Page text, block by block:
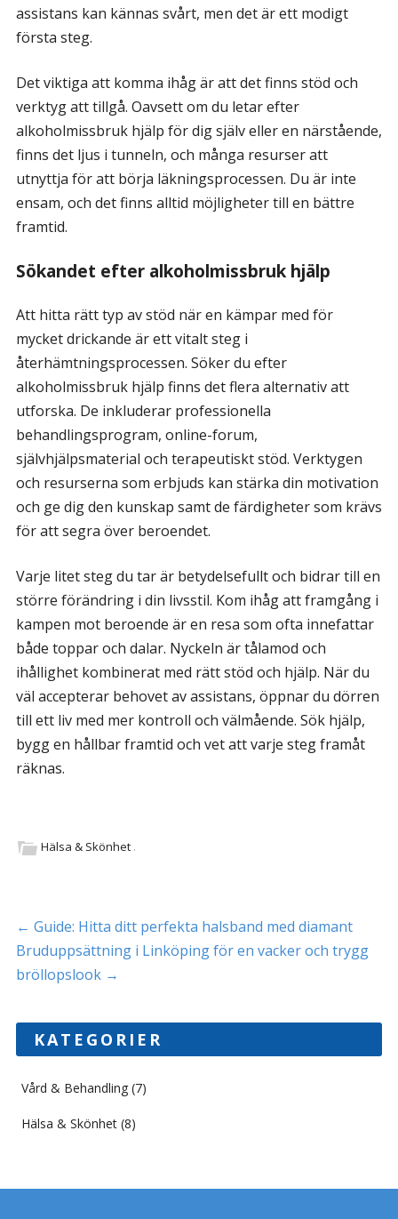
assistans kan kännas svårt, men det är ett modigt
första steg.
Det viktiga att komma ihåg är att det finns stöd och
verktyg att tillgå. Oavsett om du letar efter
alkoholmissbruk hjälp för dig själv eller en närstående,
finns det ljus i tunneln, och många resurser att
utnyttja för att börja läkningsprocessen. Du är inte
ensam, och det finns alltid möjligheter till en bättre
framtid.
Sökandet efter alkoholmissbruk hjälp
Att hitta rätt typ av stöd när en kämpar med för
mycket drickande är ett vitalt steg i
återhämtningsprocessen. Söker du efter
alkoholmissbruk hjälp finns det flera alternativ att
utforska. De inkluderar professionella
behandlingsprogram, online-forum,
självhjälpsmaterial och terapeutiskt stöd. Verktygen
och resurserna som erbjuds kan stärka din motivation
och ge dig den kunskap samt de färdigheter som krävs
för att segra över beroendet.
Varje litet steg du tar är betydelsefullt och bidrar till en
större förändring i din livsstil. Kom ihåg att framgång i
kampen mot beroende är en resa som ofta innefattar
både toppar och dalar. Nyckeln är tålamod och
ihållighet kombinerat med rätt stöd och hjälp. När du
väl accepterar behovet av assistans, öppnar du dörren
till ett liv med mer kontroll och välmående. Sök hjälp,
bygg en hållbar framtid och vet att varje steg framåt
räknas.
Hälsa & Skönhet.
Inläggsnavigering
← Guide: Hitta ditt perfekta halsband med diamant
Bruduppsättning i Linköping för en vacker och trygg
bröllopslook →
KATEGORIER
Vård & Behandling(7)
Hälsa & Skönhet(8)